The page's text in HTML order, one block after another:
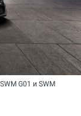
G01 и SWM